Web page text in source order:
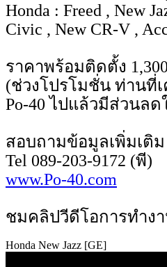
Honda : Freed , New
Civic , New CR-V ,
ราคาพร้อมติดตั้ง
(ช่วงโปรโมชั่น ท่าน
Po-40 ไปแล้วมีส่วนลด
สอบถามข้อมูลเพิ่มเติม
Tel 089-203-9172 (พี)
www.Po-40.com
ชมคลิปวีดีโอการทำง
Honda New Jazz [GE]